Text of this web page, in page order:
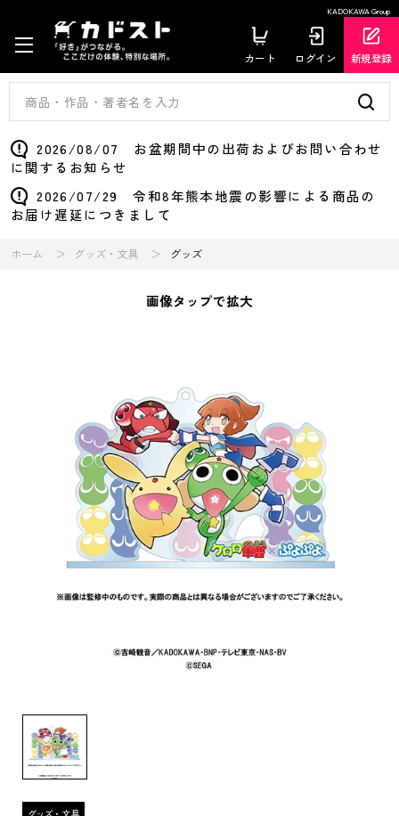
KADOKAWA Group
カート ログイン 新規登録
2026/08/07 お盆期間中の出荷およびお問い合わせ
に関するお知らせ
2026/07/29 令和8年熊本地震の影響による商品の
お届け遅延につきまして
ホーム グッズ・文具 グッズ
画像タップで拡大